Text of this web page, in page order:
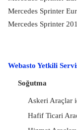
Mercedes Sprinter
Mercedes Sprinter
Webasto Yetkili
Soğutma
Askeri Araçlar
Hafif Ticari